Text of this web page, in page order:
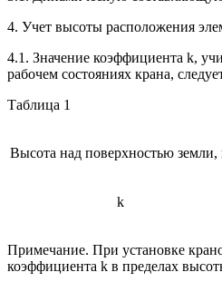
4. Учет высоты расположения
4.1. Значение коэффициента k,
рабочем состояниях крана,
Таблица 1
Высота над поверхностью земли,
k
Примечание. При установке
коэффициента k в пределах